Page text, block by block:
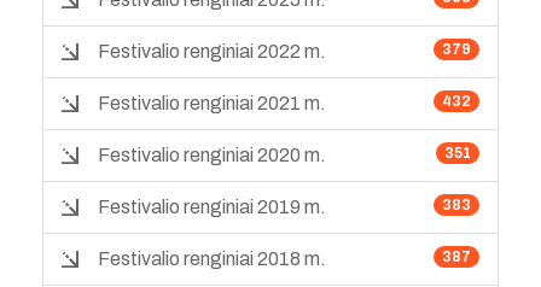
379
Festivalio renginiai 2022 m.
432
Festivalio renginiai 2021 m.
351
Festivalio renginiai 2020 m.
383
Festivalio renginiai 2019 m.
387
Festivalio renginiai 2018 m.